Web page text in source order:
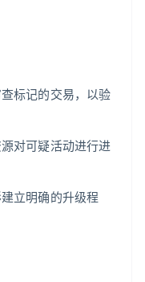
标记的交易，以验
对可疑活动进行进
立明确的升级程